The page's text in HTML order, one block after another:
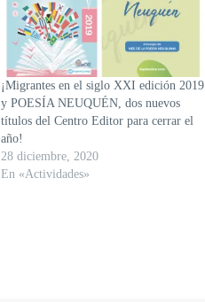
¡Migrantes en el siglo XXI edición 2019
y POESÍA NEUQUÉN, dos nuevos
títulos del Centro Editor para cerrar el
año!
28 diciembre, 2020
En «Actividades»